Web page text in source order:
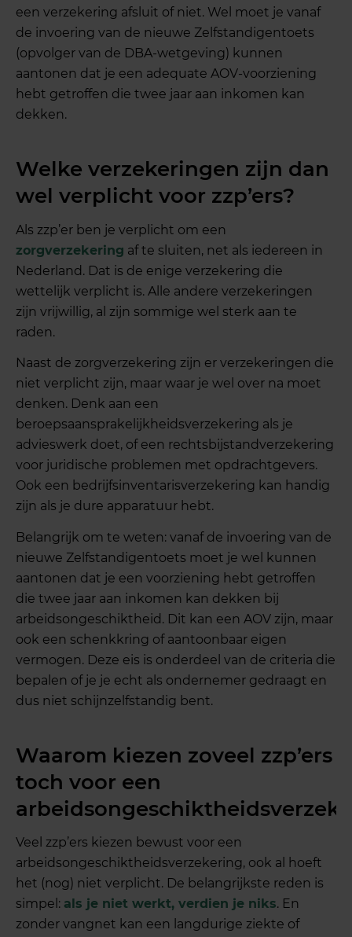
een verzekering afsluit of niet. Wel moet je vanaf
de invoering van de nieuwe Zelfstandigentoets
(opvolger van de DBA-wetgeving) kunnen
aantonen dat je een adequate AOV-voorziening
hebt getroffen die twee jaar aan inkomen kan
dekken.
Welke verzekeringen zijn dan
wel verplicht voor zzp’ers?
Als zzp’er ben je verplicht om een
zorgverzekering af te sluiten, net als iedereen in
Nederland. Dat is de enige verzekering die
wettelijk verplicht is. Alle andere verzekeringen
zijn vrijwillig, al zijn sommige wel sterk aan te
raden.
Naast de zorgverzekering zijn er verzekeringen die
niet verplicht zijn, maar waar je wel over na moet
denken. Denk aan een
beroepsaansprakelijkheidsverzekering als je
advieswerk doet, of een rechtsbijstandverzekering
voor juridische problemen met opdrachtgevers.
Ook een bedrijfsinventarisverzekering kan handig
zijn als je dure apparatuur hebt.
Belangrijk om te weten: vanaf de invoering van de
nieuwe Zelfstandigentoets moet je wel kunnen
aantonen dat je een voorziening hebt getroffen
die twee jaar aan inkomen kan dekken bij
arbeidsongeschiktheid. Dit kan een AOV zijn, maar
ook een schenkkring of aantoonbaar eigen
vermogen. Deze eis is onderdeel van de criteria die
bepalen of je je echt als ondernemer gedraagt en
dus niet schijnzelfstandig bent.
Waarom kiezen zoveel zzp’ers
toch voor een
Veel zzp’ers kiezen bewust voor een
arbeidsongeschiktheidsverzekering, ook al hoeft
het (nog) niet verplicht. De belangrijkste reden is
simpel: als je niet werkt, verdien je niks. En
zonder vangnet kan een langdurige ziekte of